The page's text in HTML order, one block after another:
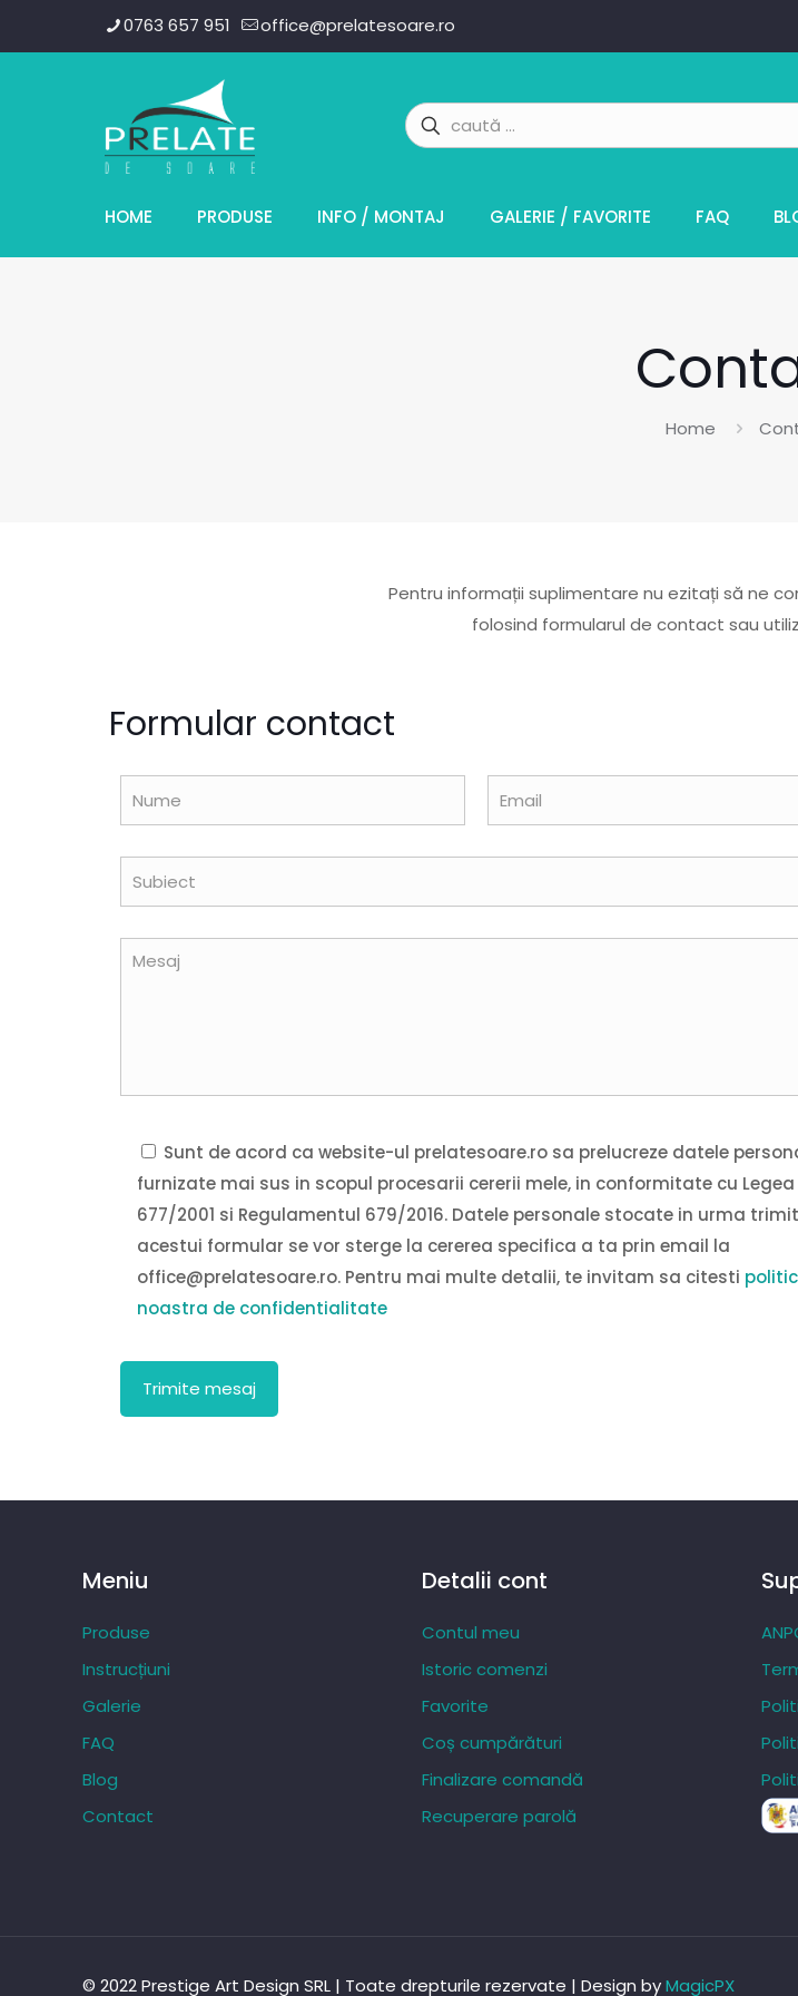
0763 657 951 office@prelatesoare.ro
HOME PRODUSE INFO / MONTAJ GALERIE / FAVORITE FAQ
Home
Pentru informații suplimentare nu ezitați să ne
folosind formularul de contact sau
Formular contact
Sunt de acord ca website-ul prelatesoare.ro sa prelucreze datele
furnizate mai sus in scopul procesarii cererii mele, in conformitate cu Legea
677/2001 si Regulamentul 679/2016. Datele personale stocate in urma
acestui formular se vor sterge la cererea specifica a ta prin email la
office@prelatesoare.ro. Pentru mai multe detalii, te invitam sa citesti
noastra de confidentialitate
Meniu
Produse
Instrucțiuni
Galerie
FAQ
Blog
Contact
Detalii cont
Contul meu
Istoric comenzi
Favorite
Coș cumpărături
Finalizare comandă
Recuperare parolă
© 2022 Prestige Art Design SRL | Toate drepturile rezervate | Design byMagicPX